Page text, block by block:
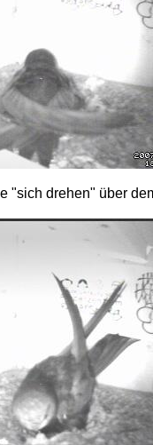
"sich drehen" über